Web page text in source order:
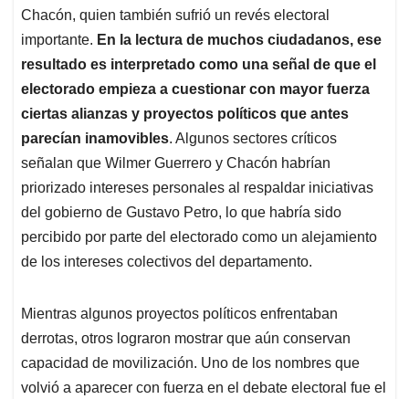
Chacón, quien también sufrió un revés electoral
importante. En la lectura de muchos ciudadanos, ese
resultado es interpretado como una señal de que el
electorado empieza a cuestionar con mayor fuerza
ciertas alianzas y proyectos políticos que antes
parecían inamovibles. Algunos sectores críticos
señalan que Wilmer Guerrero y Chacón habrían
priorizado intereses personales al respaldar iniciativas
del gobierno de Gustavo Petro, lo que habría sido
percibido por parte del electorado como un alejamiento
de los intereses colectivos del departamento.
Mientras algunos proyectos políticos enfrentaban
derrotas, otros lograron mostrar que aún conservan
capacidad de movilización. Uno de los nombres que
volvió a aparecer con fuerza en el debate electoral fue el